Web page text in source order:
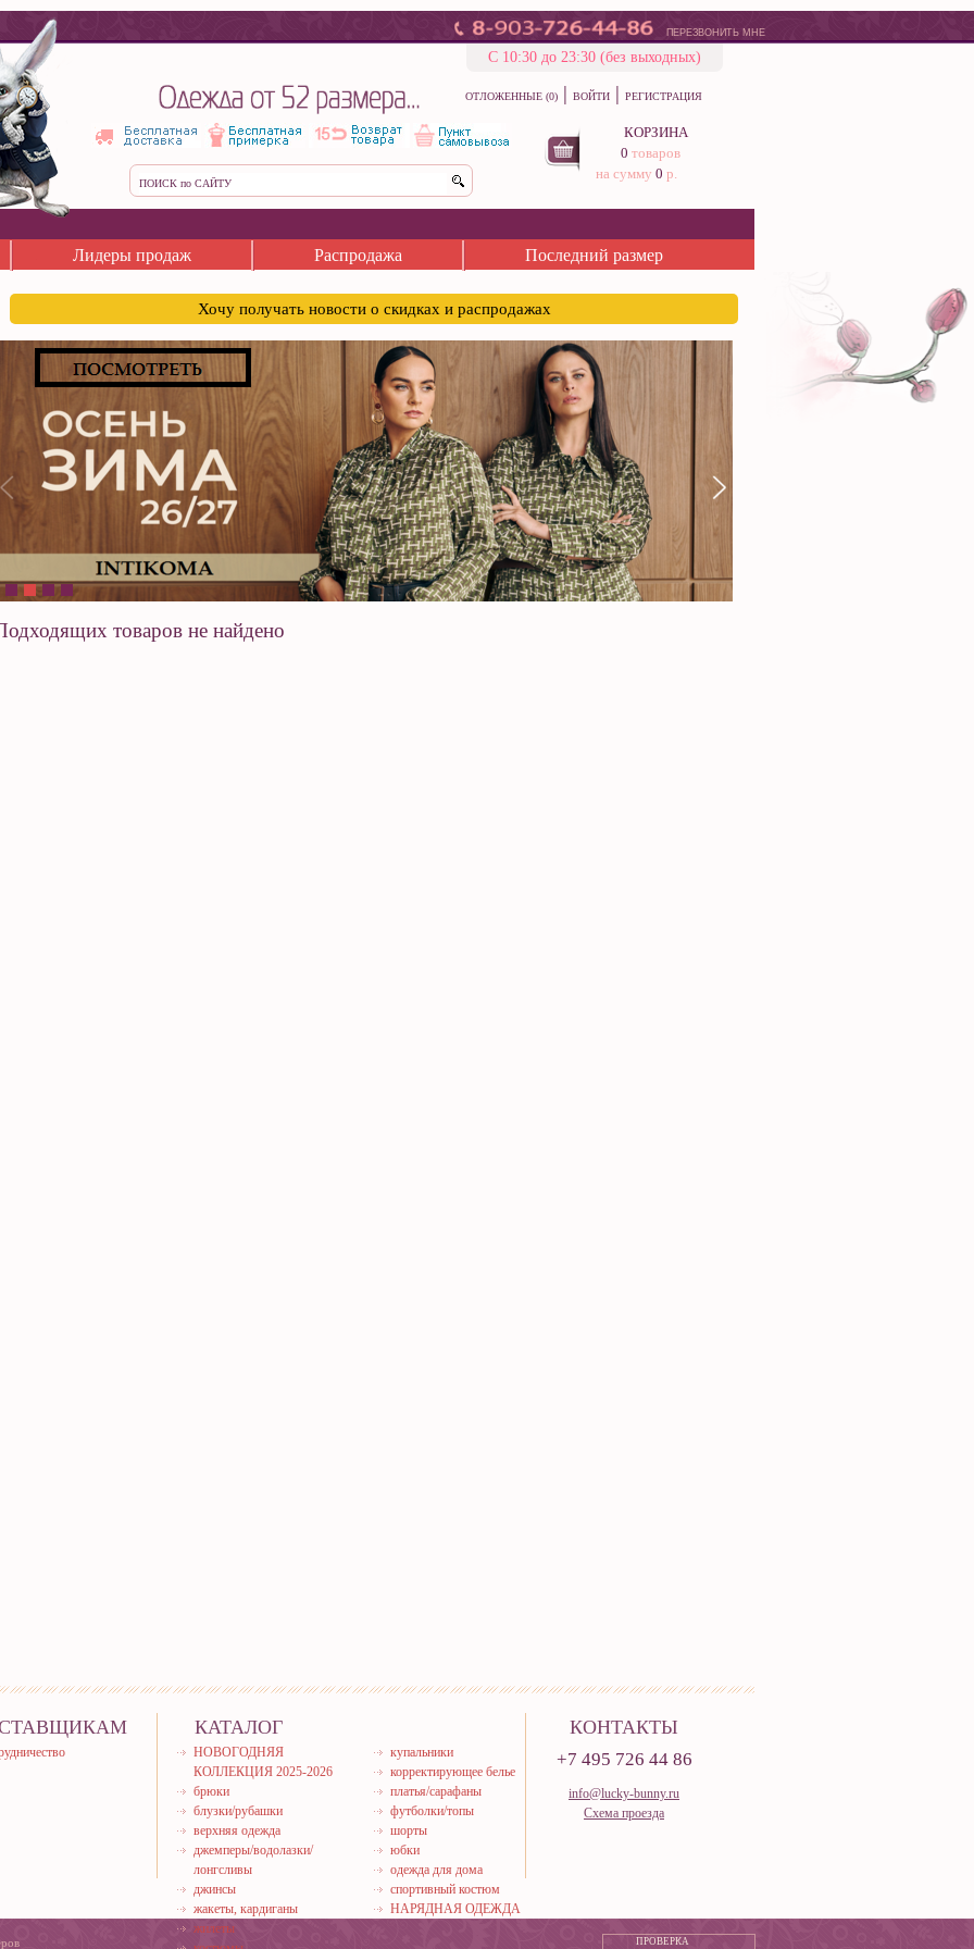
ПЕРЕЗВОНИТЬ МНЕ
С 10:30 до 23:30 (без выходных)
ОТЛОЖЕННЫЕ (0) | ВОЙТИ | РЕГИСТРАЦИЯ
КОРЗИНА
0 товаров
на сумму 0 р.
Лидеры продаж Распродажа Последний размер
Хочу получать новости о скидках и распродажах
товаров не найдено
КАТАЛОГ
НОВОГОДНЯЯ
КОЛЛЕКЦИЯ 2025-2026
брюки
блузки/рубашки
верхняя одежда
джемперы/водолазки/
лонгсливы
джинсы
жакеты, кардиганы
жилеты
купальники
корректирующее белье
платья/сарафаны
футболки/топы
шорты
юбки
одежда для дома
спортивный костюм
НАРЯДНАЯ ОДЕЖДА
КОНТАКТЫ
+7 495 726 44 86
info@lucky-bunny.ru
Схема проезда
ПРОВЕРКА